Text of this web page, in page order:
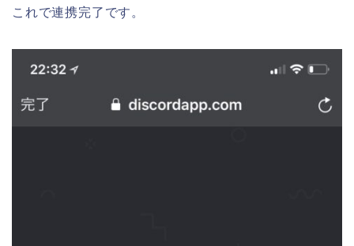
これで連携完了です。